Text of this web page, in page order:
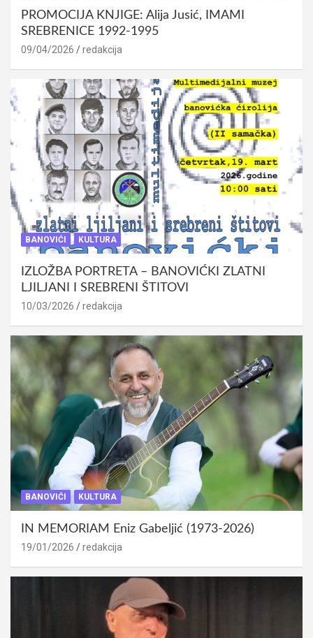
PROMOCIJA KNJIGE: Alija Jusić, IMAMI
SREBRENICE 1992-1995
09/04/2026 redakcija
BANOVIĆI KULTURA
IZLOŽBA PORTRETA – BANOVIĆKI ZLATNI
LJILJANI I SREBRENI ŠTITOVI
10/03/2026 redakcija
BANOVIĆI KULTURA
IN MEMORIAM Eniz Gabeljić (1973-2026)
19/01/2026 redakcija